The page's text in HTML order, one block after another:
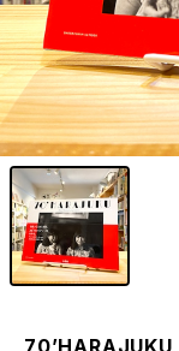
70’HARAJUKU